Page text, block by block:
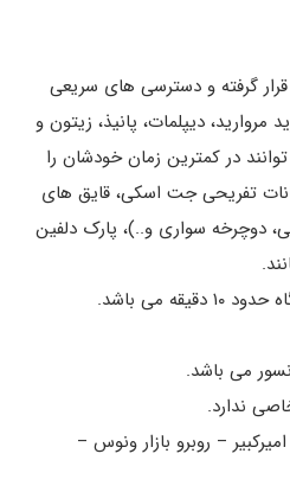
گرفته و دسترسی های سریعی
دیپلمات، پانیذ، زیتون و
در کمترین زمان خودشان را
تفریحی جت اسکی، قایق های
دوچرخه سواری و..)، پارک دلفین
می باشد.
ندارد.
– روبرو بازار ونوس –